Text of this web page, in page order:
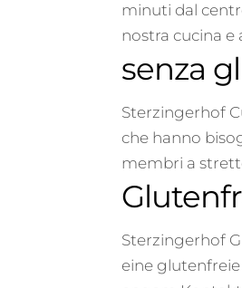
minuti dal
nostra cucina e
senza
Sterzingerhof
che hanno
membri a
Sterzingerhof
eine